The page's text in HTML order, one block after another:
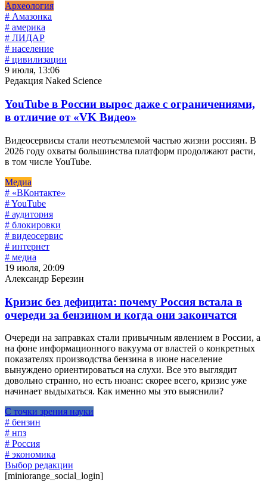
Археология
# Амазонка
# америка
# ЛИДАР
# население
# цивилизации
9 июля, 13:06
Редакция Naked Science
YouTube в России вырос даже с ограничениями,
в отличие от «VK Видео»
Видеосервисы стали неотъемлемой частью жизни россиян. В
2026 году охваты большинства платформ продолжают расти,
в том числе YouTube.
Медиа
# «ВКонтакте»
# YouTube
# аудитория
# блокировки
# видеосервис
# интернет
# медиа
19 июля, 20:09
Александр Березин
Кризис без дефицита: почему Россия встала в
очереди за бензином и когда они закончатся
Очереди на заправках стали привычным явлением в России, а
на фоне информационного вакуума от властей о конкретных
показателях производства бензина в июне население
вынуждено ориентироваться на слухи. Все это выглядит
довольно странно, но есть нюанс: скорее всего, кризис уже
начинает выдыхаться. Как именно мы это выяснили?
С точки зрения науки
# бензин
# нпз
# Россия
# экономика
Выбор редакции
[miniorange_social_login]